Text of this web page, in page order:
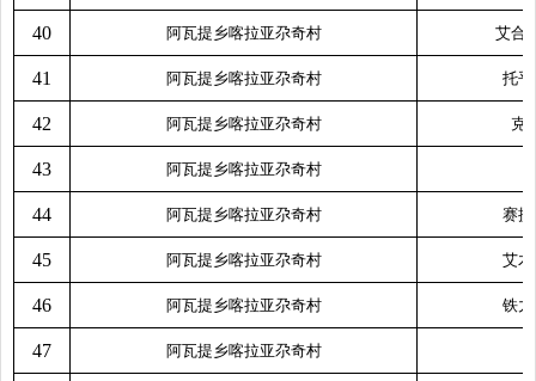
40 阿瓦提乡喀拉亚尕奇村 艾合
41 阿瓦提乡喀拉亚尕奇村 托乎
42 阿瓦提乡喀拉亚尕奇村 克
43 阿瓦提乡喀拉亚尕奇村
44 阿瓦提乡喀拉亚尕奇村 赛提
45 阿瓦提乡喀拉亚尕奇村 艾木
46 阿瓦提乡喀拉亚尕奇村 铁力
47 阿瓦提乡喀拉亚尕奇村